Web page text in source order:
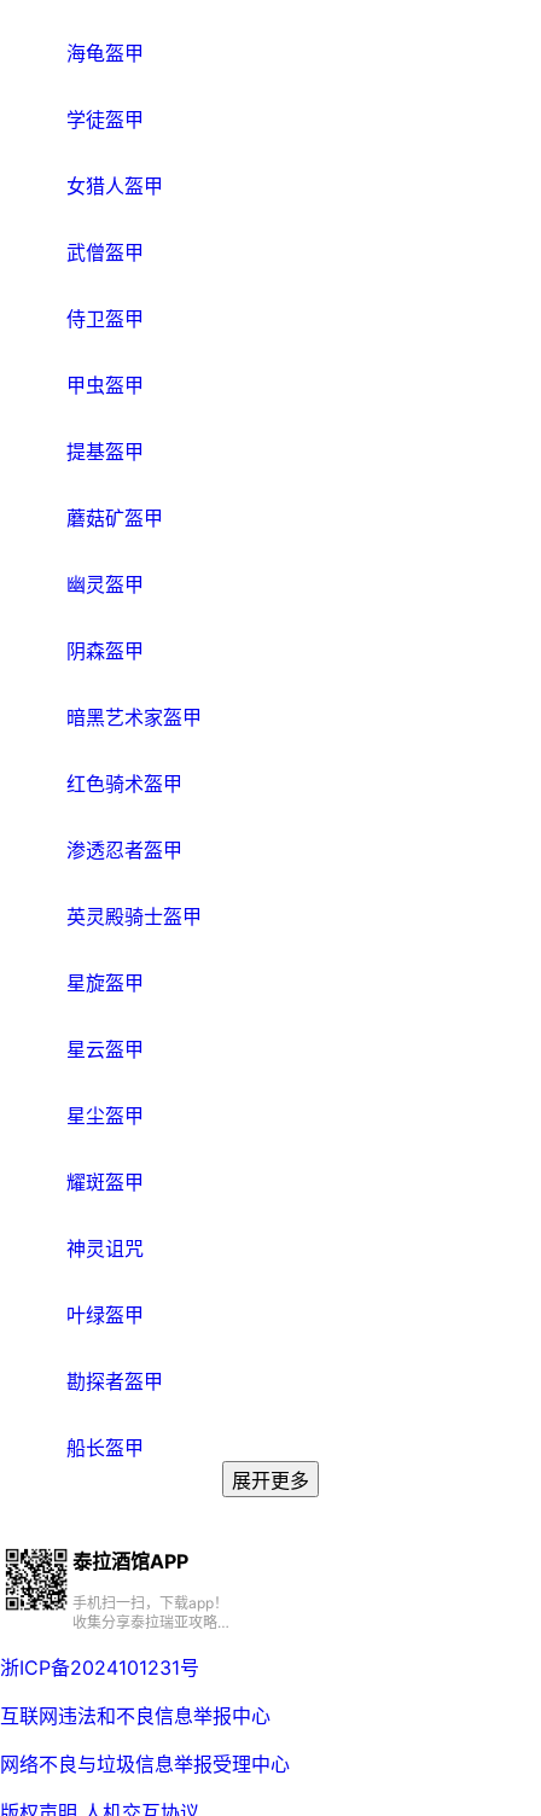
海龟盔甲
学徒盔甲
女猎人盔甲
武僧盔甲
侍卫盔甲
甲虫盔甲
提基盔甲
蘑菇矿盔甲
幽灵盔甲
阴森盔甲
暗黑艺术家盔甲
红色骑术盔甲
渗透忍者盔甲
英灵殿骑士盔甲
星旋盔甲
星云盔甲
星尘盔甲
耀斑盔甲
神灵诅咒
叶绿盔甲
勘探者盔甲
船长盔甲
展开更多
泰拉酒馆APP
手机扫一扫，下载app！
收集分享泰拉瑞亚攻略、
浙ICP备2024101231号
互联网违法和不良信息举报中心
网络不良与垃圾信息举报受理中心